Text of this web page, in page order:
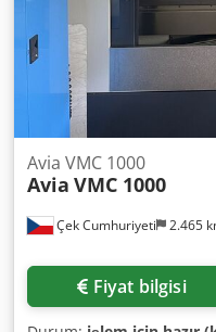
Çek Cumhuriyeti 2.465
Avia VMC 1000
Avia VMC 1000
Fiyat bilgisi